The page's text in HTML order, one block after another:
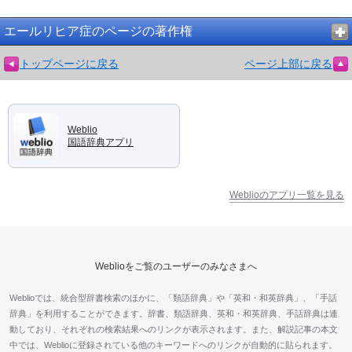
エールリヒア症のページの著作権
トップページに戻る ページ上部に戻る
Weblio
国語辞典アプリ
Weblioのアプリ一覧を見る
Weblioをご覧のユーザーのみなさまへ
Weblioでは、統合型辞書検索のほかに、「類語辞典」や「英和・和英辞典」、「手話
辞典」を利用することができます。辞書、類語辞典、英和・和英辞典、手話辞典は連
動しており、それぞれの検索結果へのリンクが表示されます。また、解説記事の本文
中では、Weblioに登録されている他のキーワードへのリンクが自動的に貼られます。